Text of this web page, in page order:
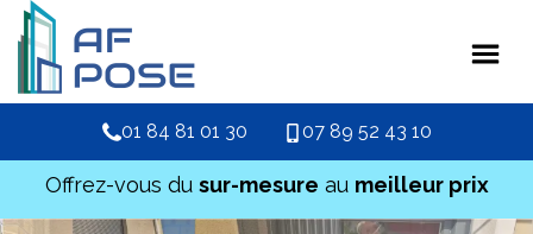
01 84 81 01 30 07 89 52 43 10
Offrez-vous du sur-mesure au meilleur prix